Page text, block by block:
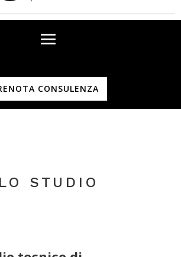
CONSULENZA
LO STUDIO